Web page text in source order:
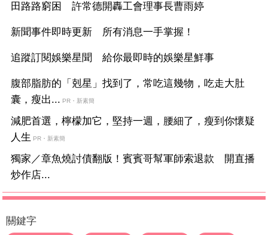
田路路窮困 許常德開轟工會理事長曹雨婷
新聞事件即時更新 所有消息一手掌握！
追蹤訂閱娛樂星聞 給你最即時的娛樂星鮮事
腹部脂肪的「剋星」找到了，常吃這幾物，吃走大肚
囊，瘦出... PR・新素簡
減肥首選，檸檬加它，堅持一週，腰細了，瘦到你懷疑
人生 PR・新素簡
獨家／章魚燒討債翻版！賓賓哥幫軍師索退款 開直播
炒作店...
關鍵字